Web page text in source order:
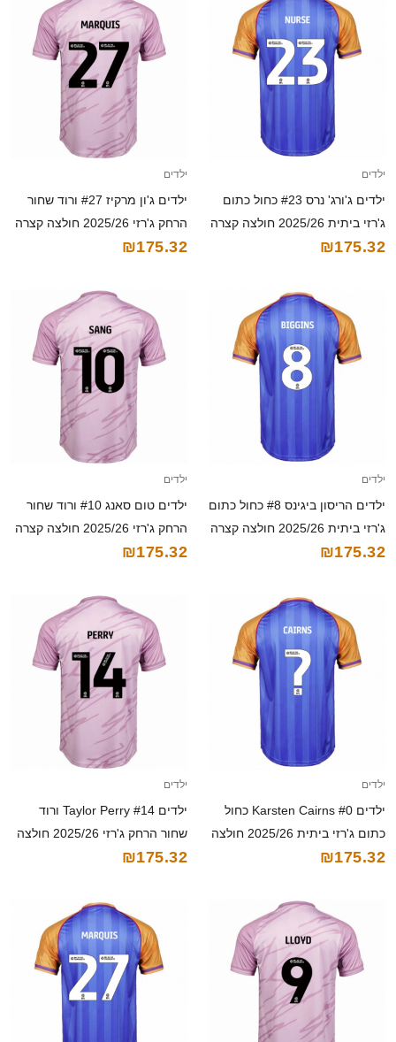
ילדים
ילדים ג'ורג' נרס #23 כחול כתום
ג'רזי ביתית 2025/26 חולצה קצרה
₪175.32
ילדים
ילדים ג'ון מרקיז #27 ורוד שחור
הרחק ג'רזי 2025/26 חולצה קצרה
₪175.32
ילדים
ילדים הריסון ביגינס #8 כחול כתום
ג'רזי ביתית 2025/26 חולצה קצרה
₪175.32
ילדים
ילדים טום סאנג #10 ורוד שחור
הרחק ג'רזי 2025/26 חולצה קצרה
₪175.32
ילדים
ילדים Karsten Cairns #0 כחול
כתום ג'רזי ביתית 2025/26 חולצה
קצרה
₪175.32
ילדים
ילדים Taylor Perry #14 ורוד
שחור הרחק ג'רזי 2025/26 חולצה
קצרה
₪175.32